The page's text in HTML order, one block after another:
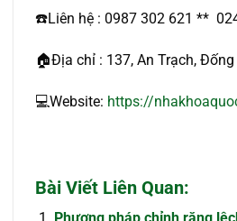
☎️Liên hệ : 0987 302 621 **
🏠Địa chỉ : 137, An Trạch,
💻Website: https://
Bài Viết Liên Quan:
Phương pháp chỉnh răng